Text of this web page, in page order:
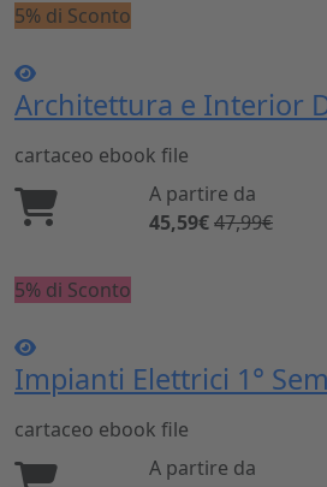
5% di Sconto
Architettura e Interior
cartaceo ebook file
A partire da
45,59€47,99€
5% di Sconto
Impianti Elettrici 1°
cartaceo ebook file
A partire da